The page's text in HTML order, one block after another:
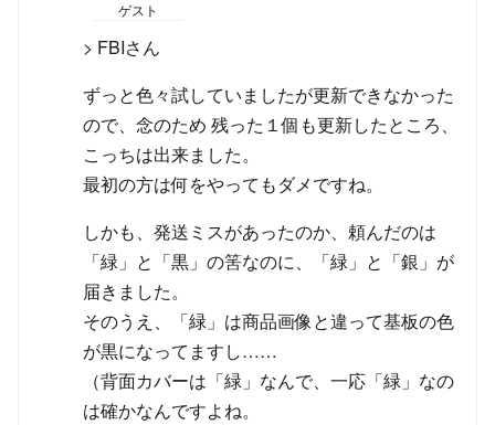
ゲスト
> FBIさん
ずっと色々試していましたが更新できなかった
ので、念のため 残った１個も更新したところ、
こっちは出来ました。
最初の方は何をやってもダメですね。
しかも、発送ミスがあったのか、頼んだのは
「緑」と「黒」の筈なのに、「緑」と「銀」が
届きました。
そのうえ、「緑」は商品画像と違って基板の色
が黒になってますし……
（背面カバーは「緑」なんで、一応「緑」なの
は確かなんですよね。